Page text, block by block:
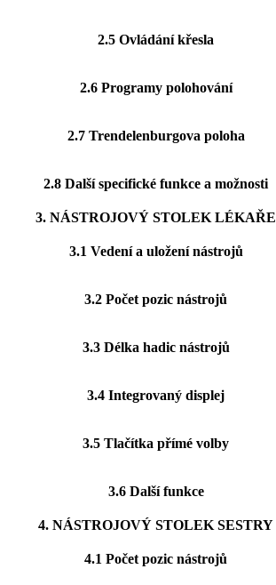
2.5 Ovládání křesla
2.6 Programy polohování
2.7 Trendelenburgova poloha
2.8 Další specifické funkce a možnosti
3. NÁSTROJOVÝ STOLEK LÉKAŘE
3.1 Vedení a uložení nástrojů
3.2 Počet pozic nástrojů
3.3 Délka hadic nástrojů
3.4 Integrovaný displej
3.5 Tlačítka přímé volby
3.6 Další funkce
4. NÁSTROJOVÝ STOLEK SESTRY
4.1 Počet pozic nástrojů